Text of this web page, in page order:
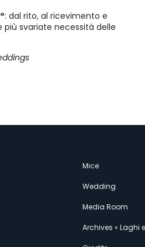
: dal rito, al ricevimento e
più svariate necessità delle
Mice
Wedding
Media Room
Archives « Laghi